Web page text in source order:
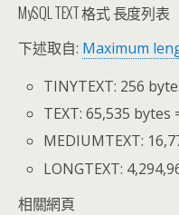
MySQL TEXT 格式 長度列表
下述取自: Maximum
TINYTEXT: 256
TEXT: 65,535 bytes
MEDIUMTEXT:
LONGTEXT:
相關網頁